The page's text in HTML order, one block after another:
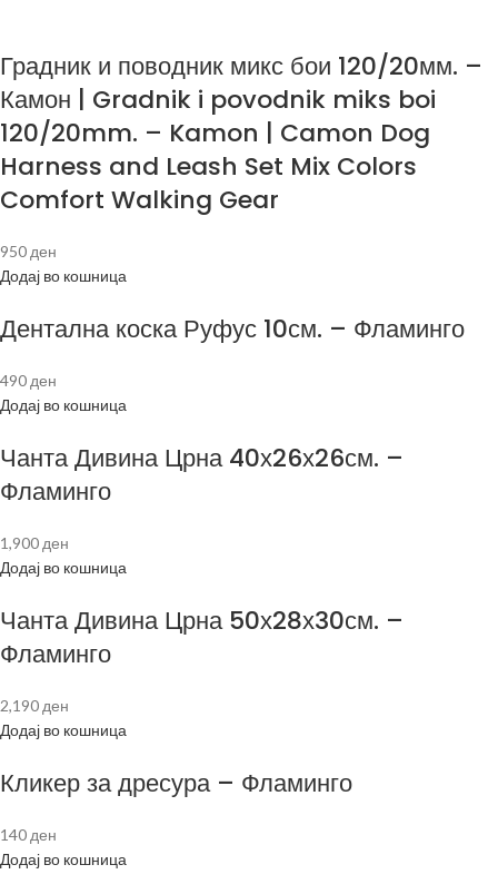
Градник и поводник микс бои 120/20мм. –
Камон | Gradnik i povodnik miks boi
120/20mm. – Kamon | Camon Dog
Harness and Leash Set Mix Colors
Comfort Walking Gear
950 ден
Додај во кошница
Дентална коска Руфус 10см. – Фламинго
490 ден
Додај во кошница
Чанта Дивина Црна 40х26х26см. –
Фламинго
1,900 ден
Додај во кошница
Чанта Дивина Црна 50х28х30см. –
Фламинго
2,190 ден
Додај во кошница
Кликер за дресура – Фламинго
140 ден
Додај во кошница